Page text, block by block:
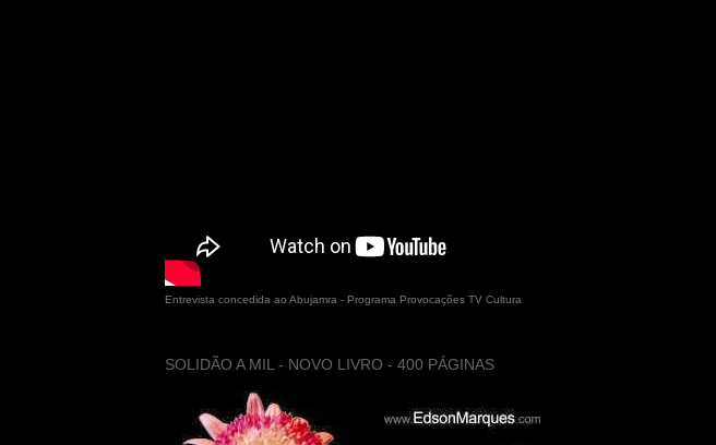
Entrevista concedida ao Abujamra - Programa Provocações TV Cultura
SOLIDÃO A MIL - NOVO LIVRO - 400 PÁGINAS